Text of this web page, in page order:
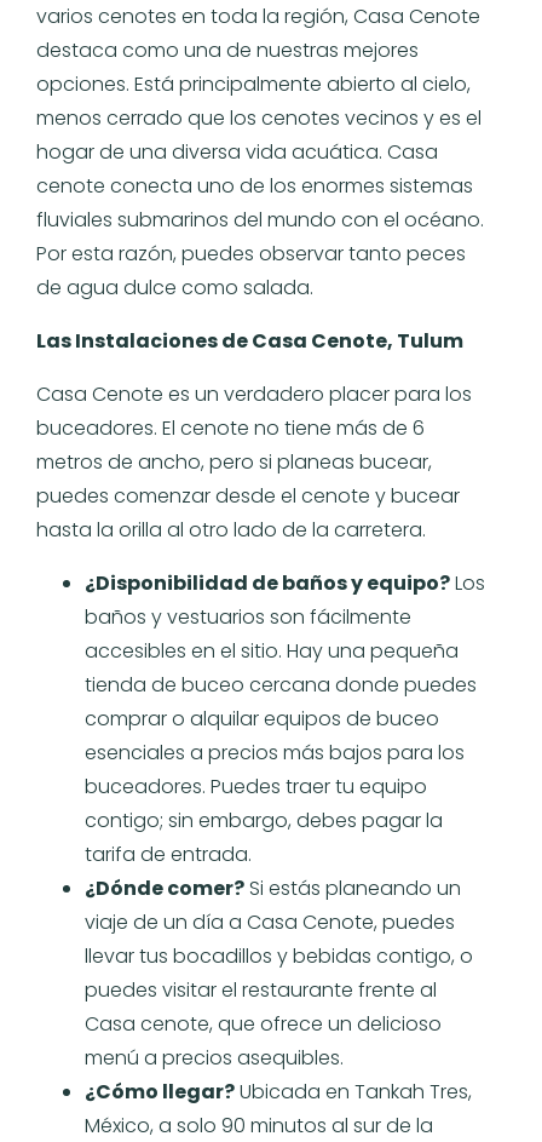
varios cenotes en toda la región, Casa Cenote
destaca como una de nuestras mejores
opciones. Está principalmente abierto al cielo,
menos cerrado que los cenotes vecinos y es el
hogar de una diversa vida acuática. Casa
cenote conecta uno de los enormes sistemas
fluviales submarinos del mundo con el océano.
Por esta razón, puedes observar tanto peces
de agua dulce como salada.
Las Instalaciones de Casa Cenote, Tulum
Casa Cenote es un verdadero placer para los
buceadores. El cenote no tiene más de 6
metros de ancho, pero si planeas bucear,
puedes comenzar desde el cenote y bucear
hasta la orilla al otro lado de la carretera.
¿Disponibilidad de baños y equipo?Los
baños y vestuarios son fácilmente
accesibles en el sitio. Hay una pequeña
tienda de buceo cercana donde puedes
comprar o alquilar equipos de buceo
esenciales a precios más bajos para los
buceadores. Puedes traer tu equipo
contigo; sin embargo, debes pagar la
tarifa de entrada.
¿Dónde comer? Si estás planeando un
viaje de un día a Casa Cenote, puedes
llevar tus bocadillos y bebidas contigo, o
puedes visitar el restaurante frente al
Casa cenote, que ofrece un delicioso
menú a precios asequibles.
¿Cómo llegar?Ubicada en Tankah Tres,
México, a solo 90 minutos al sur de la